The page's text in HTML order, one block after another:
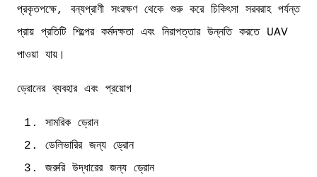
প্রকৃতপক্ষে, বন্যপ্রাণী সংরক্ষণ থেকে শুরু করে চিকিৎসা সরবরাহ পর্যন্ত
প্রায় প্রতিটি শিল্পের কর্মদক্ষতা এবং নিরাপত্তার উন্নতি করতে UAV
পাওয়া যায়।
ড্রোনের ব্যবহার এবং প্রয়োগ
সামরিক ড্রোন
ডেলিভারির জন্য ড্রোন
জরুরি উদ্ধারের জন্য ড্রোন